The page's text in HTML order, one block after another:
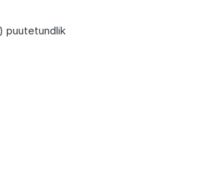
puutetundlik